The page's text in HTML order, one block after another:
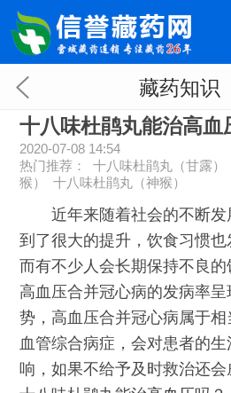
藏药知识
十八味杜鹃丸能治高血
2020-07-08 14:54
热门推荐：十八味杜鹃丸（甘露）
猴）
十八味杜鹃丸（神猴）
近年来随着社会的不断发
到了很大的提升，饮食习惯也
而有不少人会长期保持不良
高血压合并冠心病的发病率
势，高血压合并冠心病属于
血管综合病症，会对患者的
响，如果不给予及时救治还